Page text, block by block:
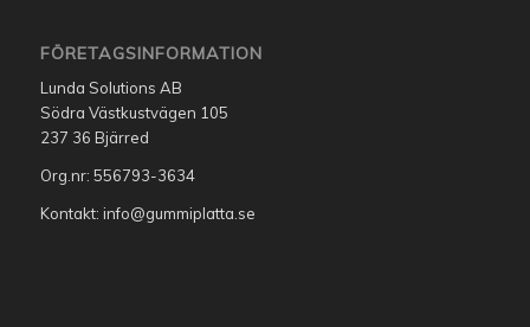
FÖRETAGSINFORMATION
Lunda Solutions AB
Södra Västkustvägen 105
237 36 Bjärred
Org.nr: 556793-3634
Kontakt: info@gummiplatta.se